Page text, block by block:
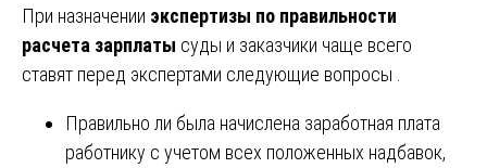
При назначении экспертизы по правильности
расчета зарплаты суды и заказчики чаще всего
ставят перед экспертами следующие вопросы .
Правильно ли была начислена заработная плата
работнику с учетом всех положенных надбавок,